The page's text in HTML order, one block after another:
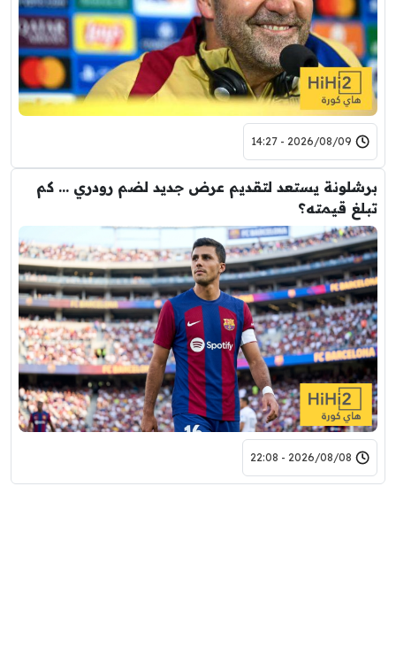
2026/08/09 - 14:27
برشلونة يستعد لتقديم عرض جديد لضم رودري … كم
تبلغ قيمته؟
2026/08/08 - 22:08